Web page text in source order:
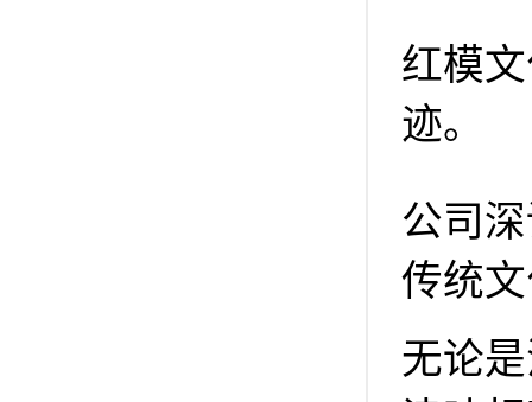
红模
迹。
公司
传统
无论